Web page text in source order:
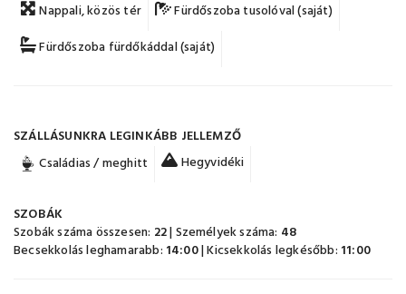
Nappali, közös tér
Fürdőszoba tusolóval (saját)
Fürdőszoba fürdőkáddal (saját)
SZÁLLÁSUNKRA LEGINKÁBB JELLEMZŐ
Családias / meghitt
Hegyvidéki
SZOBÁK
Szobák száma összesen: 22| Személyek száma: 48
Becsekkolás leghamarabb: 14:00| Kicsekkolás legkésőbb: 11:00